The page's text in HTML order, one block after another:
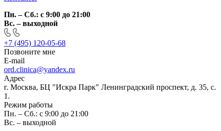
Пн. – Сб.: с 9:00 до 21:00
Вс. – выходной
+7 (495) 120-05-68
Позвоните мне
E-mail
ord.clinica@yandex.ru
Адрес
г. Москва, БЦ "Искра Парк" Ленинградский проспект, д. 35, с.
1.
Режим работы
Пн. – Сб.: с 9:00 до 21:00
Вс. – выходной